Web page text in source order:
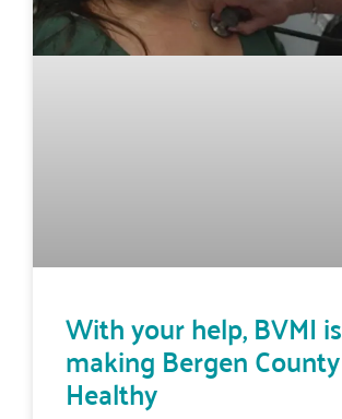
With your help, BVMI is
making Bergen County
Healthy